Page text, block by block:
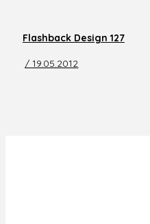
Flashback Design 127
/ 19.05.2012